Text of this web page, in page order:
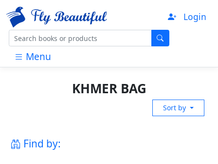
Login
Menu
KHMER BAG
Sort by
Find by: